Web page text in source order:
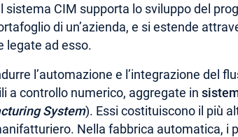
sistema CIM supporta lo sviluppo del
di un’azienda, e si estende
legate ad esso.
l’automazione e l’integrazione del
a controllo numerico, aggregate in
System). Essi costituiscono il più
Nella fabbrica automatica, i